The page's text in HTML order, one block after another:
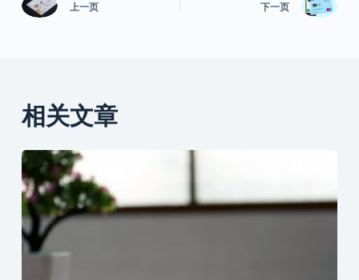
上一页 下一页
相关文章